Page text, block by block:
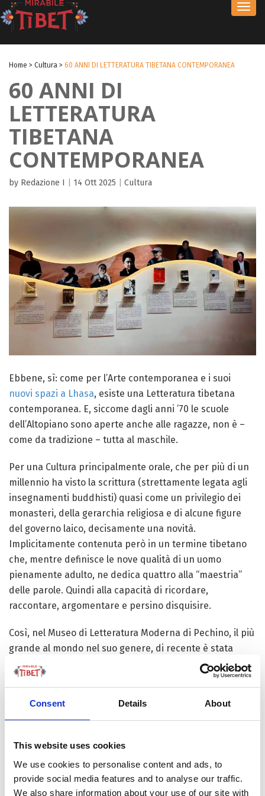
Consent Details About
This website uses cookies
We use cookies to personalise content and ads, to
provide social media features and to analyse our traffic.
We also share information about your use of our site with
Home > Cultura > 60 ANNI DI LETTERATURA TIBETANA CONTEMPORANEA
60 ANNI DI
LETTERATURA
TIBETANA
CONTEMPORANEA
by Redazione I 14 Ott 2025 Cultura
Ebbene, sì: come per l’Arte contemporanea e i suoi
nuovi spazi a Lhasa, esiste una Letteratura tibetana
contemporanea. E, siccome dagli anni ’70 le scuole
dell’Altopiano sono aperte anche alle ragazze, non è –
come da tradizione – tutta al maschile.
Per una Cultura principalmente orale, che per più di un
millennio ha visto la scrittura (strettamente legata agli
insegnamenti buddhisti) quasi come un privilegio dei
monasteri, della gerarchia religiosa e di alcune figure
del governo laico, decisamente una novità.
Implicitamente contenuta però in un termine tibetano
che, mentre definisce le nove qualità di un uomo
pienamente adulto, ne dedica quattro alla “maestria”
delle parole. Quindi alla capacità di ricordare,
raccontare, argomentare e persino disquisire.
Così, nel Museo di Letteratura Moderna di Pechino, il più
grande al mondo nel suo genere, di recente è stata
inaugurata una mostra dedicata proprio agli scrittori e
alle opere tibetani degli ultimi 60 anni. Presentati in
sui corridoi del Museo come un’onda di pensieri ed
autrice tibetana di romanzi nella storia letteraria
scritte e pubblicate più di 500 opere, alcune delle quali
già celebrate con importanti Premi letterari.